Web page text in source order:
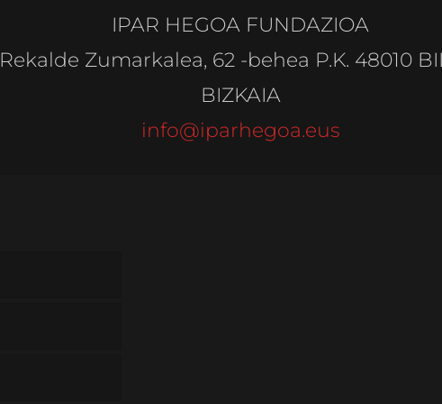
IPAR HEGOA FUNDAZIOA
Rekalde Zumarkalea, 62 -behea P.K. 48010
BIZKAIA
info@iparhegoa.eus